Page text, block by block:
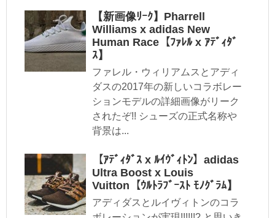
【新画像ﾘｰｸ】Pharrell
Williams x adidas New
Human Race【ﾌｧﾚﾙ x ｱﾃﾞｨﾀﾞ
ｽ】
ファレル・ウィリアムスとアディ
ダスの2017年の新しいコラボレー
ションモデルの詳細画像がリーク
されたぞ!! シューズの正式名称や
背景は...
【ｱﾃﾞｨﾀﾞｽ x ﾙｲｳﾞｨﾄﾝ】adidas
Ultra Boost x Louis
Vuitton【ｳﾙﾄﾗﾌﾞｰｽﾄ ﾓﾉｸﾞﾗﾑ】
アディダスとルイヴィトンのコラ